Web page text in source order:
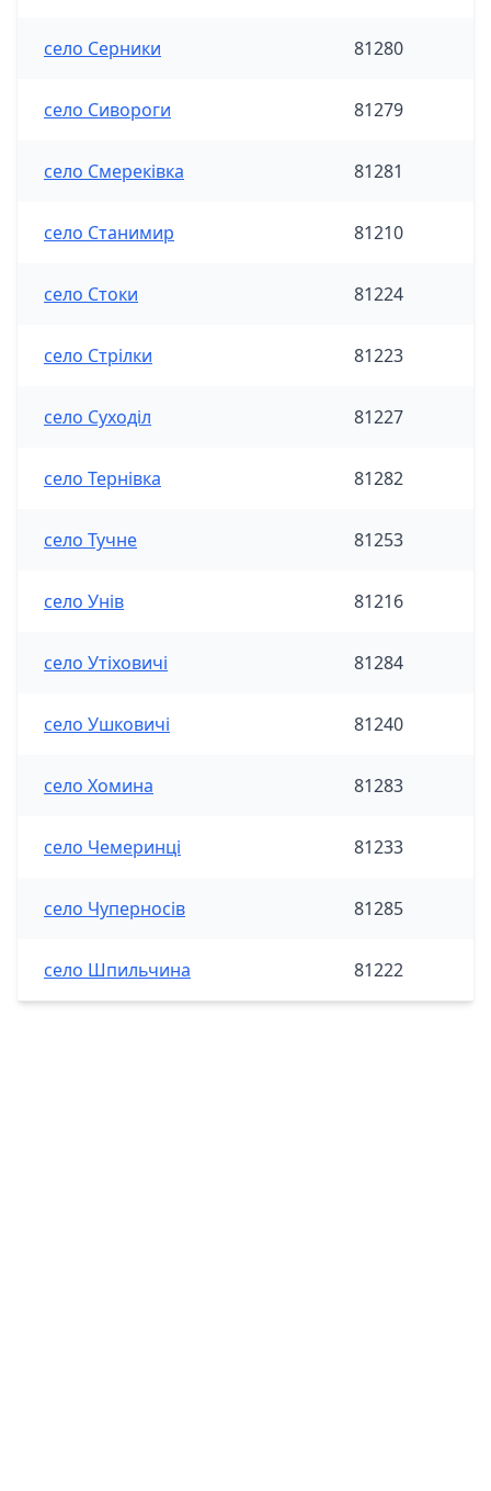
село Серники 81280
село Сивороги 81279
село Смереківка 81281
село Станимир 81210
село Стоки 81224
село Стрілки 81223
село Суходіл 81227
село Тернівка 81282
село Тучне 81253
село Унів 81216
село Утіховичі 81284
село Ушковичі 81240
село Хомина 81283
село Чемеринці 81233
село Чуперносів 81285
село Шпильчина 81222